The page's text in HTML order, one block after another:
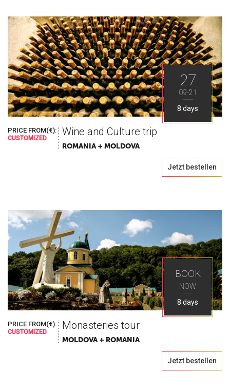
27
09-21
8 days
PRICE FROM(€):
CUSTOMIZED
Wine and Culture trip
ROMANIA + MOLDOVA
Jetzt bestellen
BOOK
NOW
8 days
PRICE FROM(€):
CUSTOMIZED
Monasteries tour
MOLDOVA + ROMANIA
Jetzt bestellen